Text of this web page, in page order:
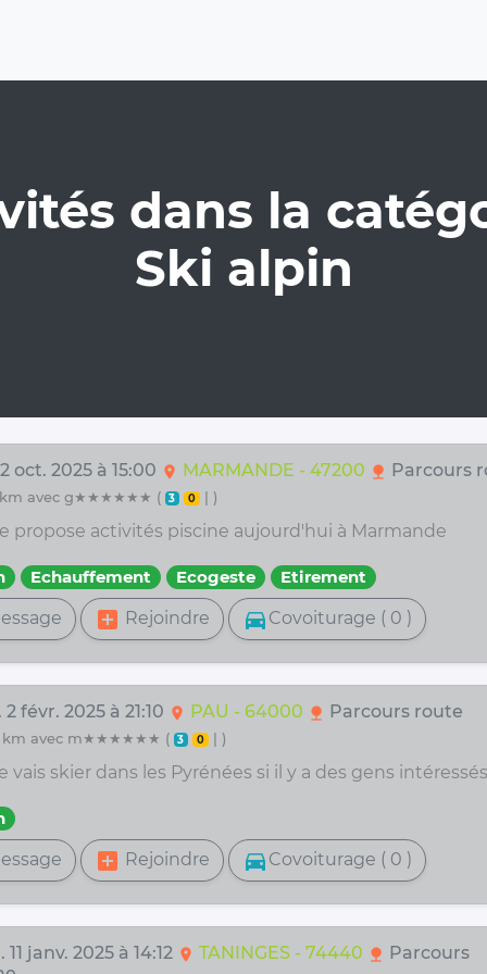
dans la
Ski alpin
oct. 2025 à 15:00 location_on MARMANDE - 47200 nature Parcours
km avec g★★★★★★ ( 3 0 | )
propose activités piscine aujourd'hui à Marmande
Echauffement Ecogeste Etirement
add_box Rejoindre directions_car Covoiturage ( 0 )
févr. 2025 à 21:10 location_on PAU - 64000 nature Parcours route
km avec m★★★★★★ ( 3 0 | )
vais skier dans les Pyrénées si il y a des gens intéressés
add_box Rejoindre directions_car Covoiturage ( 0 )
11 janv. 2025 à 14:12 location_on TANINGES - 74440 nature Parcours